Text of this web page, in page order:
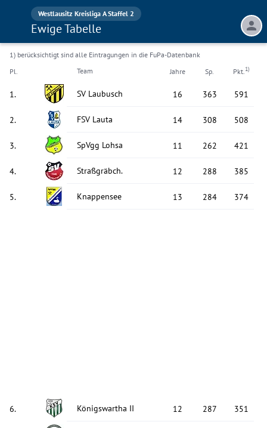
Westlausitz Kreisliga A Staffel 2
Ewige Tabelle
1) berücksichtigt sind alle Eintragungen in die FuPa-Datenbank
Pl.
Team Jahre Sp. Pkt.1)
1. SV Laubusch 16 363 591
2. FSV Lauta 14 308 508
3. SpVgg Lohsa 11 262 421
4. Straßgräbch. 12 288 385
5. Knappensee 13 284 374
6. Königswartha II 12 287 351